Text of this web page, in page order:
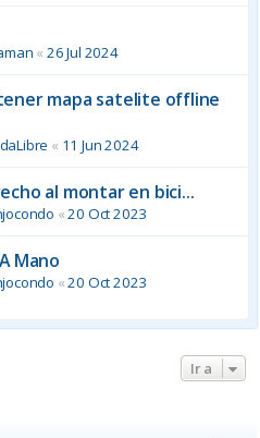
«26 Jul 2024
mapa satelite offline
« 11 Jun 2024
al montar en bici...
«20 Oct 2023
Mano
«20 Oct 2023
Ir a